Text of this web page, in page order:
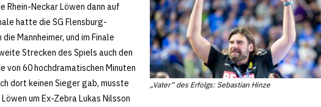
„Vater“ des Erfolgs: Sebastian Hinze
Rhein-Neckar Löwen dann auf
hatte die SG Flensburg-
Mannheimer, und im Finale
Strecken des Spiels auch den
von 60 hochdramatischen Minuten
dort keinen Sieger gab, musste
um Ex-Zebra Lukas Nilsson